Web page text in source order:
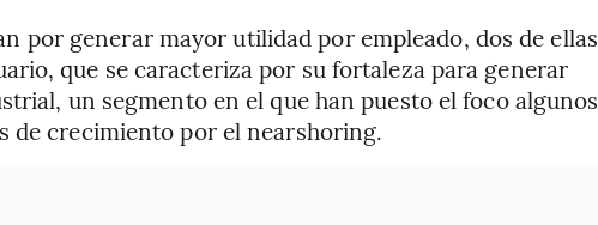
por generar mayor utilidad por empleado, dos de ellas
que se caracteriza por su fortaleza para generar
un segmento en el que han puesto el foco algunos
de crecimiento por el nearshoring.